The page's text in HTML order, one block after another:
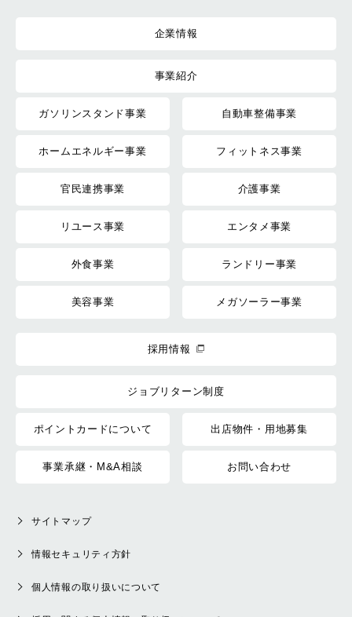
企業情報
事業紹介
ガソリンスタンド事業 自動車整備事業
ホームエネルギー事業 フィットネス事業
官民連携事業 介護事業
リユース事業 エンタメ事業
外食事業 ランドリー事業
美容事業 メガソーラー事業
採用情報
ジョブリターン制度
ポイントカードについて 出店物件・用地募集
事業承継・M&A相談 お問い合わせ
サイトマップ
情報セキュリティ方針
個人情報の取り扱いについて